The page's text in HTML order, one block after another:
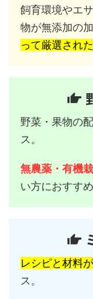
飼育環境やエ
物が無添加の
って厳選され
野菜・果物の
ス。
無農薬・有機
い方におすすめ
レシピと材料
ス。